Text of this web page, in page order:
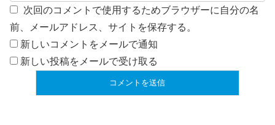
次回のコメントで使用するためブラウザーに自分の名
前、メールアドレス、サイトを保存する。
新しいコメントをメールで通知
新しい投稿をメールで受け取る